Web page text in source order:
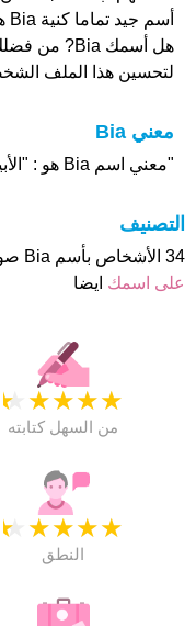
أسم جيد تماما كنية Bia هو او هي "Bayoya
هل أسمك Bia? من فضلك اجب على
لتحسين هذا الملف
معني Bia
"معني اسم Bia هو : "الأبيض، لامعة
التصنيف
34 الأشخاص بأسم Bia صوت على اسمائهم . من فضلك
على اسمك ايضا
★
★
★
★
★
من السهل كتابته
★
★
★
★
★
النطق